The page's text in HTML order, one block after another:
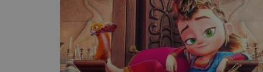
G_ENABLED_IDPS